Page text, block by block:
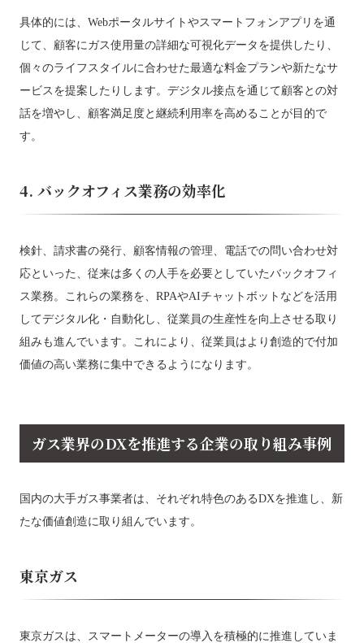
具体的には、Webポータルサイトやスマートフォンアプリを通
じて、顧客にガス使用量の詳細な可視化データを提供したり、
個々のライフスタイルに合わせた最適な料金プランや新たなサ
ービスを提案したりします。デジタル接点を通じて顧客との対
話を増やし、顧客満足度と継続利用率を高めることが目的で
す。
4. バックオフィス業務の効率化
検針、請求書の発行、顧客情報の管理、電話での問い合わせ対
応といった、従来は多くの人手を必要としていたバックオフィ
ス業務。これらの業務を、RPAやAIチャットボットなどを活用
してデジタル化・自動化し、従業員の生産性を向上させる取り
組みも進んでいます。これにより、従業員はより創造的で付加
価値の高い業務に集中できるようになります。
ガス業界のDXを推進する企業の取り組み事例
国内の大手ガス事業者は、それぞれ特色のあるDXを推進し、新
たな価値創造に取り組んでいます。
東京ガス
東京ガスは、スマートメーターの導入を積極的に推進していま